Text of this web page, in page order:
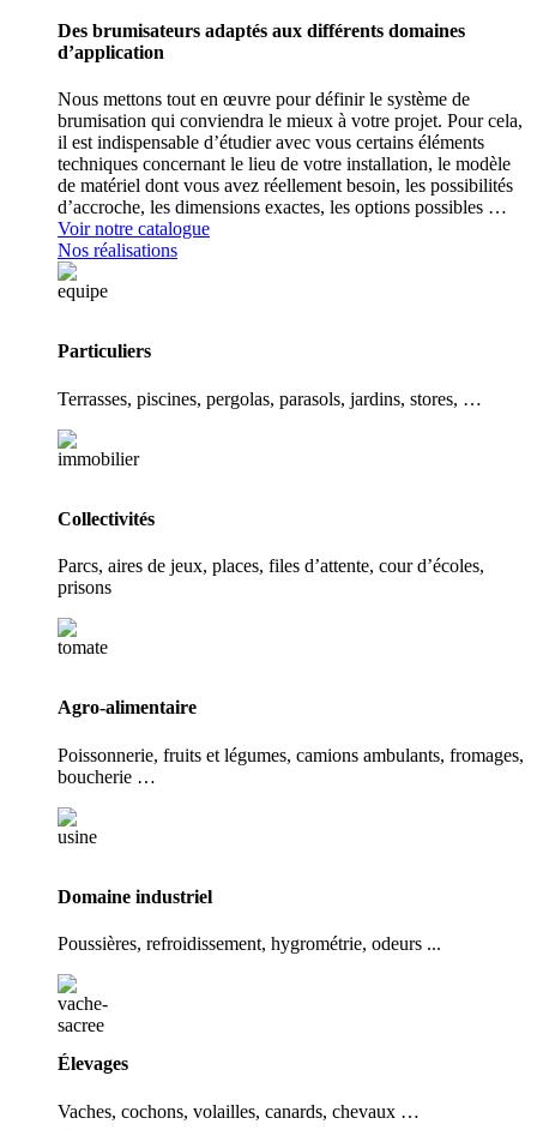
Des brumisateurs adaptés aux différents domaines
d’application
Nous mettons tout en œuvre pour définir le système de
brumisation qui conviendra le mieux à votre projet. Pour cela,
il est indispensable d’étudier avec vous certains éléments
techniques concernant le lieu de votre installation, le modèle
de matériel dont vous avez réellement besoin, les possibilités
d’accroche, les dimensions exactes, les options possibles …
Voir notre catalogue
Nos réalisations
Particuliers
Terrasses, piscines, pergolas, parasols, jardins, stores, …
Collectivités
Parcs, aires de jeux, places, files d’attente, cour d’écoles,
prisons
Agro-alimentaire
Poissonnerie, fruits et légumes, camions ambulants, fromages,
boucherie …
Domaine industriel
Poussières, refroidissement, hygrométrie, odeurs ...
Élevages
Vaches, cochons, volailles, canards, chevaux …